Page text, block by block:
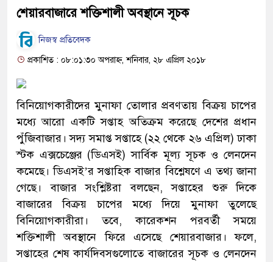
শেয়ারবাজারে শক্তিশালী অবস্থানে সূচক
নিজস্ব প্রতিবেদক
প্রকাশিত : ০৮:০১:৩০ অপরাহ্ন, শনিবার, ২৮ এপ্রিল ২০১৮
বিনিয়োগকারীদের মুনাফা তোলার প্রবণতায় বিক্রয় চাপের
মধ্যে আরো একটি সপ্তাহ অতিক্রম করেছে দেশের প্রধান
পুঁজিবাজার। সদ্য সমাপ্ত সপ্তাহে (২২ থেকে ২৬ এপ্রিল) ঢাকা
স্টক এক্সচেঞ্জের (ডিএসই) সার্বিক মূল্য সূচক ও লেনদেন
কমেছে। ডিএসই’র সপ্তাহিক বাজার বিশ্লেষণে এ তথ্য জানা
গেছে। বাজার সংশ্লিষ্টরা বলছেন, সপ্তাহের শুরু দিকে
বাজারের বিক্রয় চাপের মধ্যে দিয়ে মুনাফা তুলেছে
বিনিয়োগকারীরা। তবে, কারেকশন পরবর্তী সময়ে
শক্তিশালী অবস্থানে ফিরে এসেছে শেয়ারবাজার। ফলে,
সপ্তাহের শেষ কার্যদিবসগুলোতে বাজারের সূচক ও লেনদেন